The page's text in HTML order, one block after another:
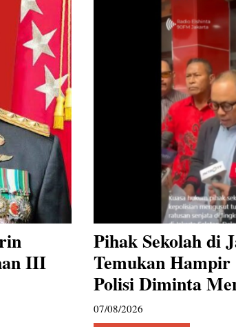
III
Pihak Sekolah di
Temukan Hampir
Polisi Diminta
07/08/2026